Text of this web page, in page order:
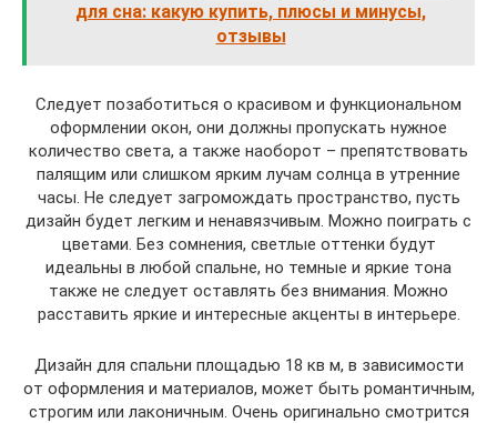
для сна: какую купить, плюсы и минусы,
отзывы
Следует позаботиться о красивом и функциональном
оформлении окон, они должны пропускать нужное
количество света, а также наоборот – препятствовать
палящим или слишком ярким лучам солнца в утренние
часы. Не следует загромождать пространство, пусть
дизайн будет легким и ненавязчивым. Можно поиграть с
цветами. Без сомнения, светлые оттенки будут
идеальны в любой спальне, но темные и яркие тона
также не следует оставлять без внимания. Можно
расставить яркие и интересные акценты в интерьере.
Дизайн для спальни площадью 18 кв м, в зависимости
от оформления и материалов, может быть романтичным,
строгим или лаконичным. Очень оригинально смотрится